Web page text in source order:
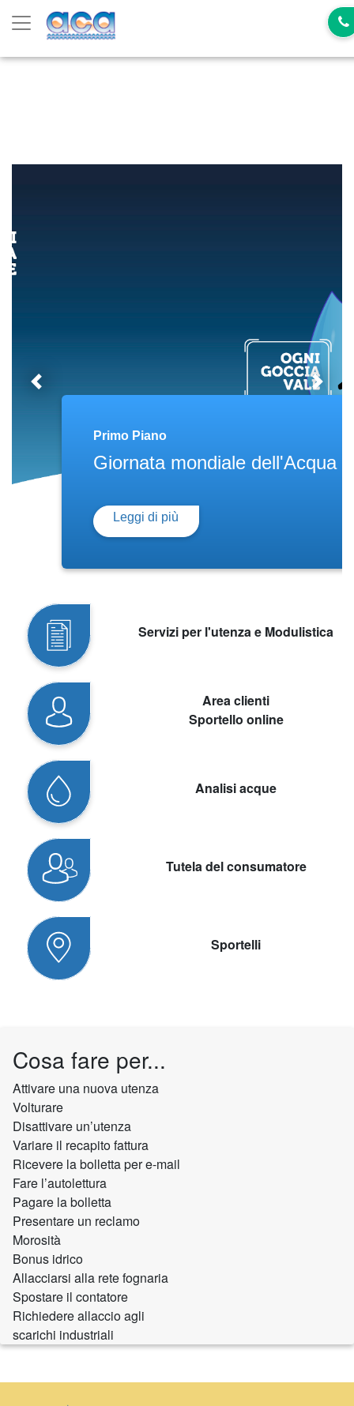
Primo Piano
Giornata mondiale dell'Acqua
Leggi di più
Previous Next
Servizi per l'utenza e Modulistica
Area clienti
Sportello online
Analisi acque
Tutela del consumatore
Sportelli
Cosa fare per...
Attivare una nuova utenza
Volturare
Disattivare un’utenza
Variare il recapito fattura
Ricevere la bolletta per e-mail
Fare l’autolettura
Pagare la bolletta
Presentare un reclamo
Morosità
Bonus idrico
Allacciarsi alla rete fognaria
Spostare il contatore
Richiedere allaccio agli
scarichi industriali